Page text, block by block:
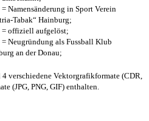
= Namensänderung in Sport Verein
Tabak“ Hainburg;
= offiziell aufgelöst;
= Neugründung als Fussball Klub
an der Donau;
verschiedene Vektorgrafikformate (CDR,
(JPG, PNG, GIF) enthalten.